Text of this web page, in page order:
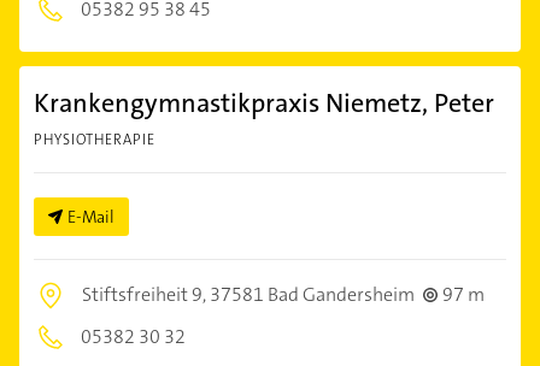
05382 95 38 45
Krankengymnastikpraxis Niemetz, Peter
PHYSIOTHERAPIE
E-Mail
Stiftsfreiheit 9,37581 Bad Gandersheim
97 m
05382 30 32